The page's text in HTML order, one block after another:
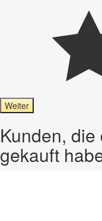
Weiter
Kunden,
gekauft